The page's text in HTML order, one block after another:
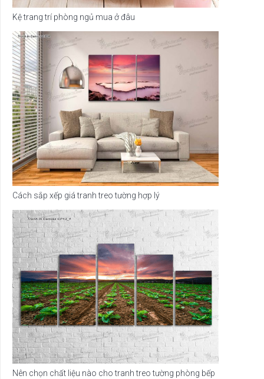
Kệ trang trí phòng ngủ mua ở đâu
Cách sắp xếp giá tranh treo tường hợp lý
Nên chọn chất liệu nào cho tranh treo tường phòng bếp